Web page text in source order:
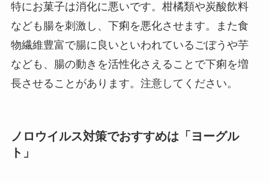
特にお菓子は消化に悪いです。柑橘類や炭酸飲料
なども腸を刺激し、下痢を悪化させます。また食
物繊維豊富で腸に良いといわれているごぼうや芋
なども、腸の動きを活性化さえることで下痢を増
長させることがあります。注意してください。
ノロウイルス対策でおすすめは「ヨーグル
ト」